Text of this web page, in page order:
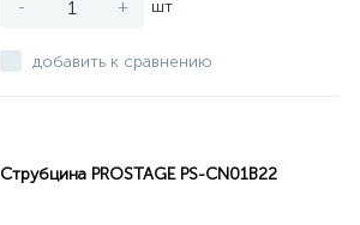
- + шт
добавить к сравнению
Струбцина PROSTAGE PS-CN01B22